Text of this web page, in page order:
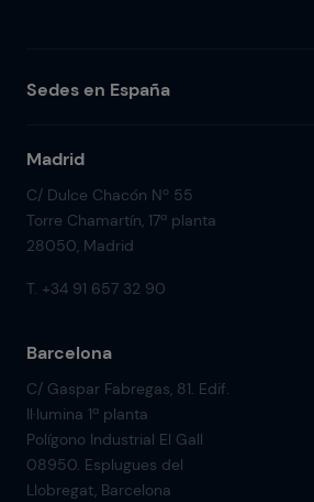
Sedes en España
Madrid
C/ Dulce Chacón Nº 55
Torre Chamartín, 17ª planta
28050, Madrid
T. +34 91 657 32 90
Barcelona
C/ Gaspar Fabregas, 81. Edif.
Il·lumina 1ª planta
Polígono Industrial El Gall
08950. Esplugues del
Llobregat, Barcelona